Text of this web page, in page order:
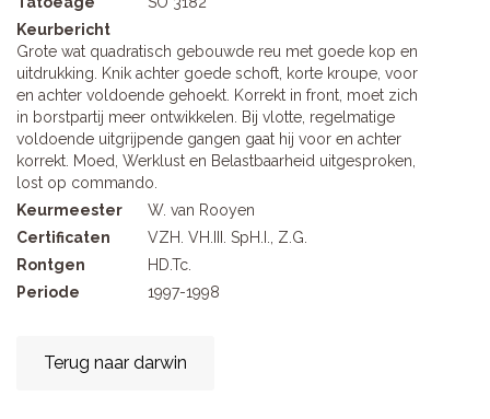
Keurbericht
Grote wat quadratisch gebouwde reu met goede kop en
uitdrukking. Knik achter goede schoft, korte kroupe, voor
en achter voldoende gehoekt. Korrekt in front, moet zich
in borstpartij meer ontwikkelen. Bij vlotte, regelmatige
voldoende uitgrijpende gangen gaat hij voor en achter
korrekt. Moed, Werklust en Belastbaarheid uitgesproken,
lost op commando.
Keurmeester
W. van Rooyen
Certificaten
VZH. VH.III. SpH.I., Z.G.
Rontgen
HD.Tc.
Periode
1997-1998
Terug naar darwin